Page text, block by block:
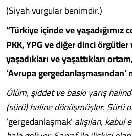
(Siyah vurgular benimdir.)
“Türkiye içinde ve yaşadığımız
PKK, YPG ve diğer dinci
yaşadıkları ve yaşattıkları
‘Avrupa
Ölüm, şiddet ve baskı yarış
(sürü) haline dönüşmüşler. Sürü
‘gergedanlaşmak’alışılan, kabul